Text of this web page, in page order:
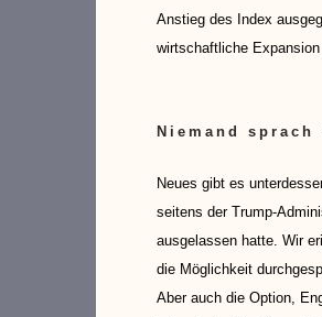
Anstieg des Index
wirtschaftliche
Niemand
Neues gibt es
seitens der Trump-
ausgelassen hatte. Wir
die Möglichkeit
Aber auch die Option,